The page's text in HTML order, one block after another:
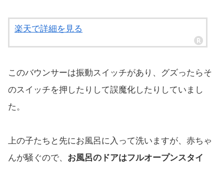
楽天で詳細を見る
このバウンサーは振動スイッチがあり、グズったらそ
のスイッチを押したりして誤魔化したりしていまし
た。
上の子たちと先にお風呂に入って洗いますが、赤ちゃ
んが騒ぐので、 お風呂のドアはフルオープンスタイ